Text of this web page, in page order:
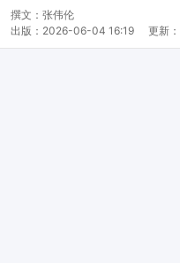
撰文： 张伟伦
出版： 2026-06-04 16:19 更新：